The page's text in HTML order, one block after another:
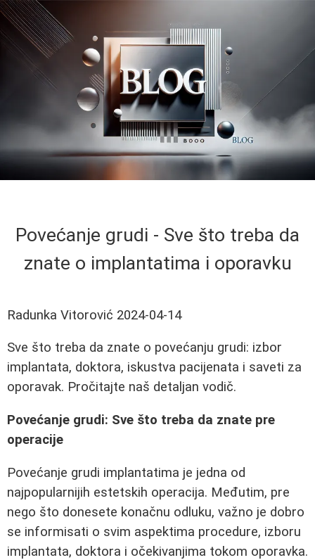
Povećanje grudi - Sve što treba da
znate o implantatima i oporavku
Radunka Vitorović 2024-04-14
Sve što treba da znate o povećanju grudi: izbor
implantata, doktora, iskustva pacijenata i saveti za
oporavak. Pročitajte naš detaljan vodič.
Povećanje grudi: Sve što treba da znate pre
operacije
Povećanje grudi implantatima je jedna od
najpopularnijih estetskih operacija. Međutim, pre
nego što donesete konačnu odluku, važno je dobro
se informisati o svim aspektima procedure, izboru
implantata, doktora i očekivanjima tokom oporavka.